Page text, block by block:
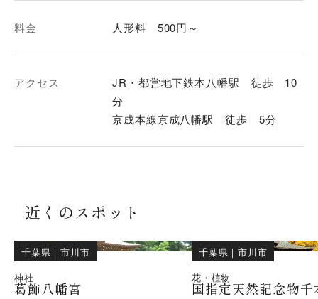
料金 人形料 500円～
アクセス
JR・都営地下鉄本八幡駅 徒歩 10
分
京成本線京成八幡駅 徒歩 5分
近くのスポット
千葉県 ｜市川市
神社
葛飾八幡宮
千葉県 ｜市川市
花・植物
国指定天然記念物